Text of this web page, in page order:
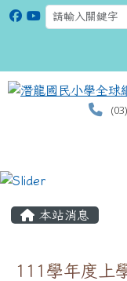
本站消息
111學年度上